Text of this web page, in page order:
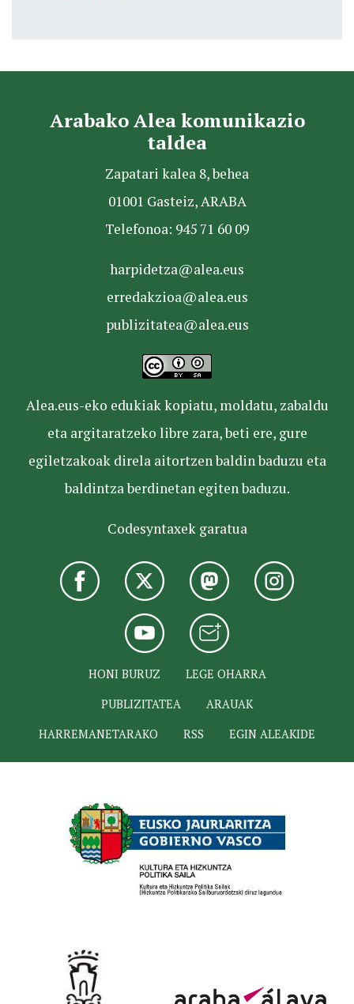
Arabako Alea komunikazio
taldea
Zapatari kalea 8, behea
01001 Gasteiz, ARABA
Telefonoa: 945 71 60 09
harpidetza@alea.eus
erredakzioa@alea.eus
publizitatea@alea.eus
Alea.eus-eko edukiak kopiatu, moldatu, zabaldu
eta argitaratzeko libre zara, beti ere, gure
egiletzakoak direla aitortzen baldin baduzu eta
baldintza berdinetan egiten baduzu.
Codesyntaxek garatua
HONI BURUZ
LEGE OHARRA
PUBLIZITATEA
ARAUAK
HARREMANETARAKO
RSS EGIN ALEAKIDE